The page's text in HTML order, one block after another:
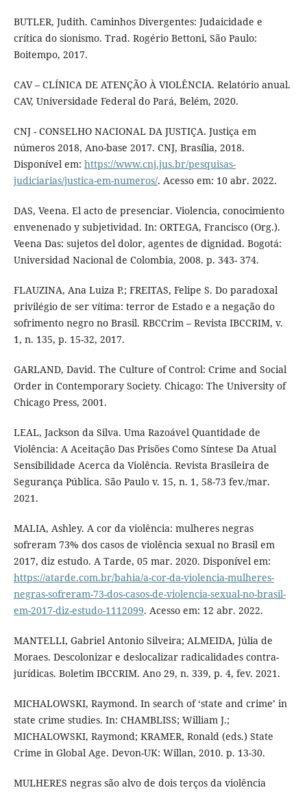
BUTLER, Judith. Caminhos Divergentes: Judaicidade e
crítica do sionismo. Trad. Rogério Bettoni, São Paulo:
Boitempo, 2017.
CAV – CLÍNICA DE ATENÇÃO À VIOLÊNCIA. Relatório anual.
CAV, Universidade Federal do Pará, Belém, 2020.
CNJ - CONSELHO NACIONAL DA JUSTIÇA. Justiça em
números 2018, Ano-base 2017. CNJ, Brasília, 2018.
Disponível em: https://www.cnj.jus.br/pesquisas-
judiciarias/justica-em-numeros/. Acesso em: 10 abr. 2022.
DAS, Veena. El acto de presenciar. Violencia, conocimiento
envenenado y subjetividad. In: ORTEGA, Francisco (Org.).
Veena Das: sujetos del dolor, agentes de dignidad. Bogotá:
Universidad Nacional de Colombia, 2008. p. 343- 374.
FLAUZINA, Ana Luiza P.; FREITAS, Felipe S. Do paradoxal
privilégio de ser vítima: terror de Estado e a negação do
sofrimento negro no Brasil. RBCCrim – Revista IBCCRIM, v.
1, n. 135, p. 15-32, 2017.
GARLAND, David. The Culture of Control: Crime and Social
Order in Contemporary Society. Chicago: The University of
Chicago Press, 2001.
LEAL, Jackson da Silva. Uma Razoável Quantidade de
Violência: A Aceitação Das Prisões Como Síntese Da Atual
Sensibilidade Acerca da Violência. Revista Brasileira de
Segurança Pública. São Paulo v. 15, n. 1, 58-73 fev./mar.
2021.
MALIA, Ashley. A cor da violência: mulheres negras
sofreram 73% dos casos de violência sexual no Brasil em
2017, diz estudo. A Tarde, 05 mar. 2020. Disponível em:
https://atarde.com.br/bahia/a-cor-da-violencia-mulheres-
negras-sofreram-73-dos-casos-de-violencia-sexual-no-brasil-
em-2017-diz-estudo-1112099. Acesso em: 12 abr. 2022.
MANTELLI, Gabriel Antonio Silveira; ALMEIDA, Júlia de
Moraes. Descolonizar e deslocalizar radicalidades contra-
jurídicas. Boletim IBCCRIM. Ano 29, n. 339, p. 4, fev. 2021.
MICHALOWSKI, Raymond. In search of ‘state and crime’ in
state crime studies. In: CHAMBLISS; William J.;
MICHALOWSKI, Raymond; KRAMER, Ronald (eds.) State
Crime in Global Age. Devon-UK: Willan, 2010. p. 13-30.
MULHERES negras são alvo de dois terços da violência